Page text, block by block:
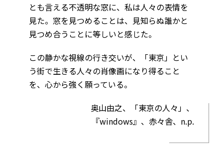
とも言える不透明な窓に、私は人々の表情を
見た。窓を見つめることは、見知らぬ誰かと
見つめ合うことに等しいと感じた。
この静かな視線の行き交いが、「東京」とい
う街で生きる人々の肖像画になり得ること
を、心から強く願っている。
奥山由之、「東京の人々」、
『windows』、赤々舎、n.p.